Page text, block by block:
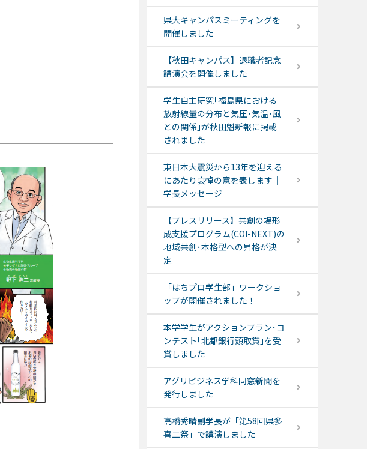
県大キャンパスミーティングを
開催しました
【秋田キャンパス】退職者記念
講演会を開催しました
学生自主研究｢福島県における
放射線量の分布と気圧･気温･風
との関係｣が秋田魁新報に掲載
されました
東日本大震災から13年を迎える
にあたり哀悼の意を表します｜
学長メッセージ
【プレスリリース】共創の場形
成支援プログラム(COI-NEXT)の
地域共創･本格型への昇格が決
定
「はちプロ学生部」ワークショ
ップが開催されました！
本学学生がアクションプラン･コ
ンテスト｢北都銀行頭取賞｣を受
賞しました
アグリビジネス学科同窓新聞を
発行しました
高橋秀晴副学長が「第58回県多
喜二祭」で講演しました